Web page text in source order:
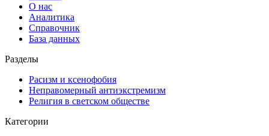
О нас
Аналитика
Справочник
База данных
Разделы
Расизм и ксенофобия
Неправомерный антиэкстремизм
Религия в светском обществе
Категории